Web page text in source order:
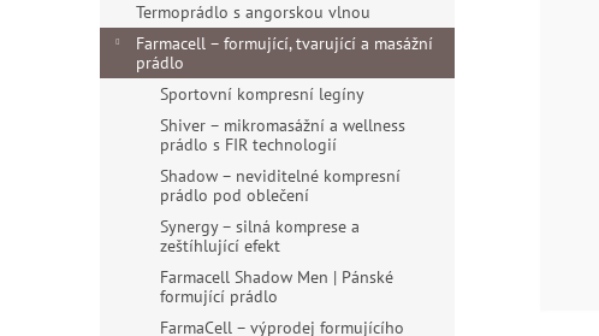
p
n
Termoprádlo s angorskou vlnou
Farmacell – formující, tvarující a masážní
prádlo
Sportovní kompresní legíny
Shiver – mikromasážní a wellness
prádlo s FIR technologií
Shadow – neviditelné kompresní
prádlo pod oblečení
Synergy – silná komprese a
zeštíhlující efekt
Farmacell Shadow Men | Pánské
formující prádlo
FarmaCell – výprodej formujícího